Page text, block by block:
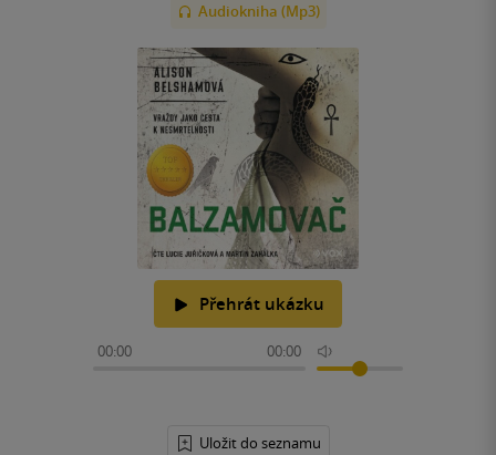
Audiokniha (Mp3)
Přehrát ukázku
00:00 00:00
Uložit do seznamu